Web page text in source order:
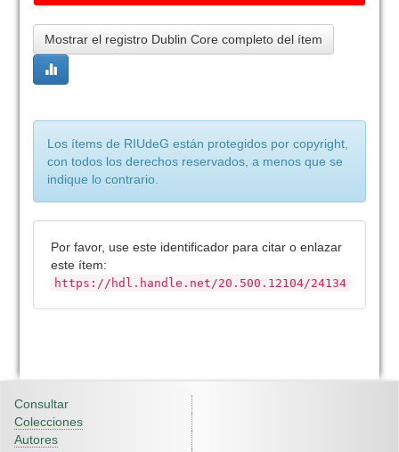
Mostrar el registro Dublin Core completo del ítem
Los ítems de RIUdeG están protegidos por copyright,
con todos los derechos reservados, a menos que se
indique lo contrario.
Por favor, use este identificador para citar o enlazar
este ítem:
https://hdl.handle.net/20.500.12104/24134
Consultar
Colecciones
Autores